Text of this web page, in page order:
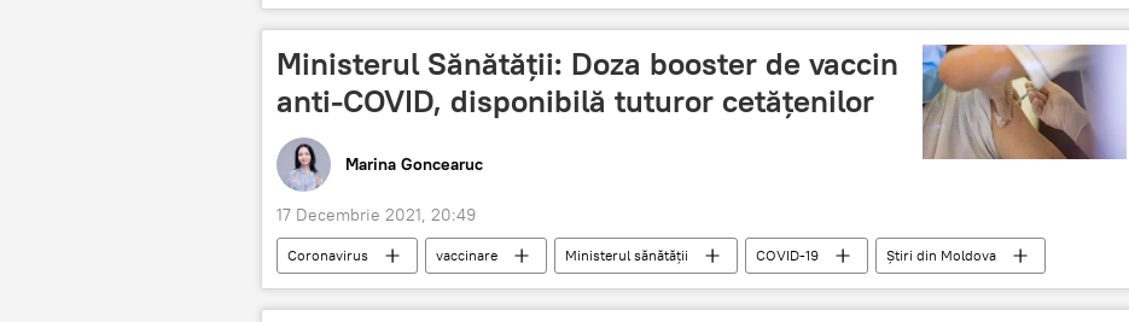
COVID-19
anul 2022
Ministerul Sănătății: Doza booster de vaccin
anti-COVID, disponibilă tuturor cetățenilor
Marina Goncearuc
17 Decembrie 2021, 20:49
Coronavirus vaccinare Ministerul sănătății COVID-19 Știri din Moldova